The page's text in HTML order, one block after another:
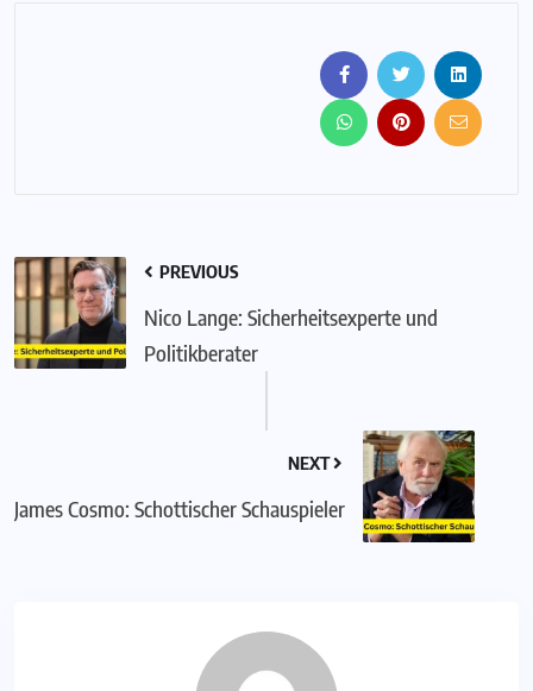
PREVIOUS
Nico Lange: Sicherheitsexperte und
Politikberater
NEXT
James Cosmo: Schottischer Schauspieler